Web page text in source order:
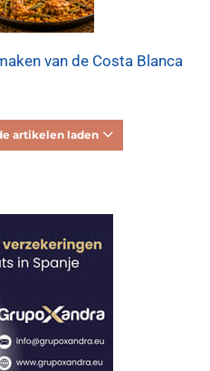
van de Costa Blanca
artikelen laden